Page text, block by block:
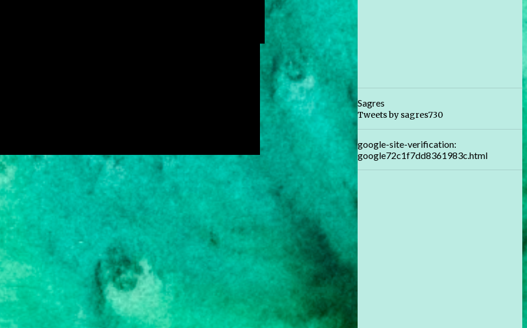
Sagres
Tweets by sagres730
google-site-verification:
google72c1f7dd8361983c.html